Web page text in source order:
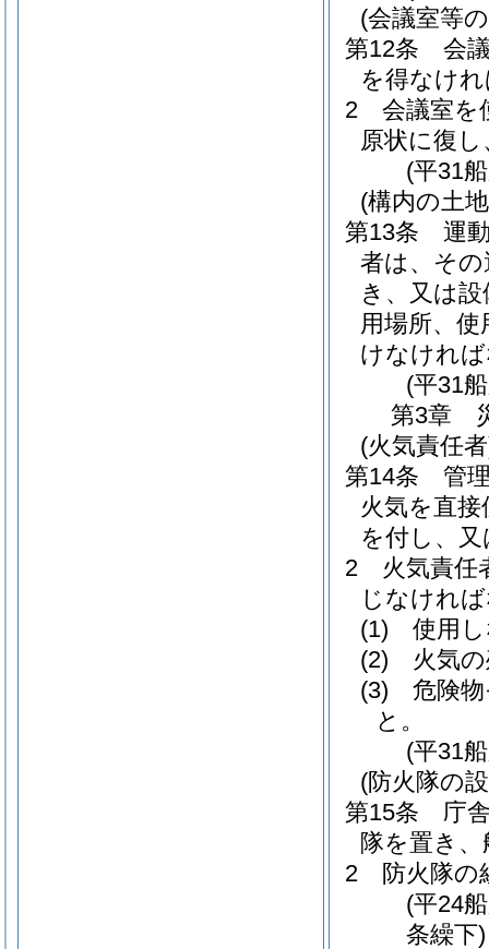
(会議室等
第12条
会
を得なけ
2
会議室を
原状に復
(平31
(構内の土
第13条
運
者は、そ
き、又は
用場所、
けなけれ
(平31
第3章
(火気責任
第14条
管
火気を直
を付し、
2
火気責任
じなけれ
(1)
使用
(2)
火気
(3)
危険
と。
(平31
(防火隊の
第15条
庁
隊を置き
2
防火隊
(平24
条繰下)